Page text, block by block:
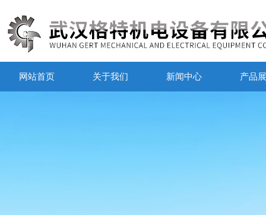
网站首页 关于我们 新闻中心 产品